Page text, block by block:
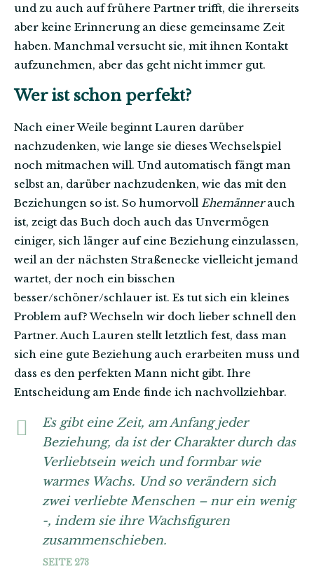
und zu auch auf frühere Partner trifft, die ihrerseits
aber keine Erinnerung an diese gemeinsame Zeit
haben. Manchmal versucht sie, mit ihnen Kontakt
aufzunehmen, aber das geht nicht immer gut.
Wer ist schon perfekt?
Nach einer Weile beginnt Lauren darüber
nachzudenken, wie lange sie dieses Wechselspiel
noch mitmachen will. Und automatisch fängt man
selbst an, darüber nachzudenken, wie das mit den
Beziehungen so ist. So humorvoll Ehemännerauch
ist, zeigt das Buch doch auch das Unvermögen
einiger, sich länger auf eine Beziehung einzulassen,
weil an der nächsten Straßenecke vielleicht jemand
wartet, der noch ein bisschen
besser/schöner/schlauer ist. Es tut sich ein kleines
Problem auf? Wechseln wir doch lieber schnell den
Partner. Auch Lauren stellt letztlich fest, dass man
sich eine gute Beziehung auch erarbeiten muss und
dass es den perfekten Mann nicht gibt. Ihre
Entscheidung am Ende finde ich nachvollziehbar.
Es gibt eine Zeit, am Anfang jeder
Beziehung, da ist der Charakter durch das
Verliebtsein weich und formbar wie
warmes Wachs. Und so verändern sich
zwei verliebte Menschen – nur ein wenig
-, indem sie ihre Wachsfiguren
zusammenschieben.
SEITE 273